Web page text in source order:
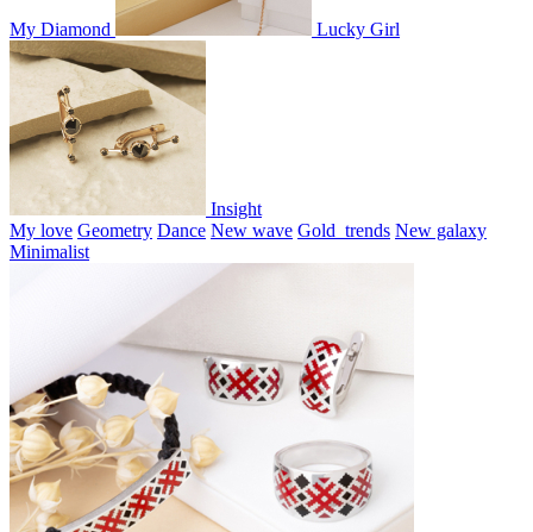
My Diamond Lucky Girl
Insight
My love Geometry Dance New wave Gold_trends New galaxy
Minimalist